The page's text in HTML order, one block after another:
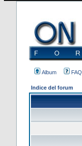
Album FAQ
Indice del forum